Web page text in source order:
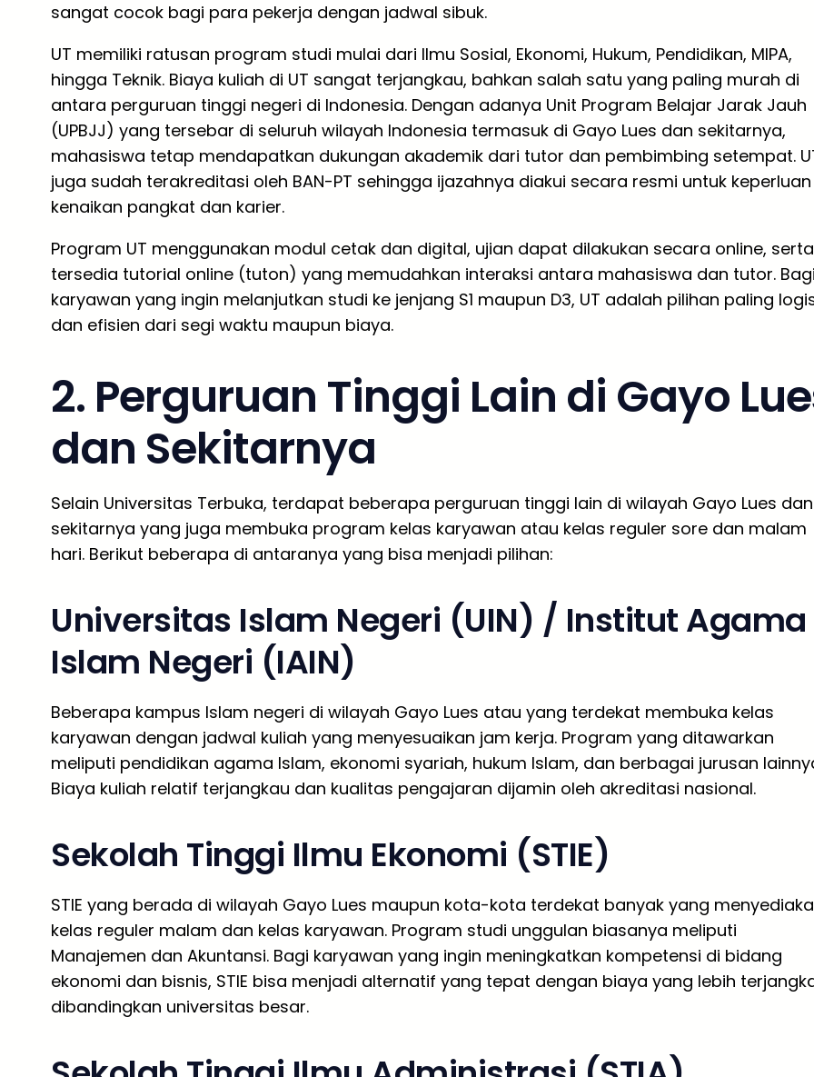
sangat cocok bagi para pekerja dengan jadwal sibuk.
UT memiliki ratusan program studi mulai dari Ilmu Sosial, Ekonomi, Hukum, Pendidikan, MIPA,
hingga Teknik. Biaya kuliah di UT sangat terjangkau, bahkan salah satu yang paling murah di
antara perguruan tinggi negeri di Indonesia. Dengan adanya Unit Program Belajar Jarak Jauh
(UPBJJ) yang tersebar di seluruh wilayah Indonesia termasuk di Gayo Lues dan sekitarnya,
mahasiswa tetap mendapatkan dukungan akademik dari tutor dan pembimbing setempat.
juga sudah terakreditasi oleh BAN-PT sehingga ijazahnya diakui secara resmi untuk keperluan
kenaikan pangkat dan karier.
Program UT menggunakan modul cetak dan digital, ujian dapat dilakukan secara online, serta
tersedia tutorial online (tuton) yang memudahkan interaksi antara mahasiswa dan tutor. Bagi
karyawan yang ingin melanjutkan studi ke jenjang S1 maupun D3, UT adalah pilihan paling
dan efisien dari segi waktu maupun biaya.
2. Perguruan Tinggi Lain di Gayo
dan Sekitarnya
Selain Universitas Terbuka, terdapat beberapa perguruan tinggi lain di wilayah Gayo Lues dan
sekitarnya yang juga membuka program kelas karyawan atau kelas reguler sore dan malam
hari. Berikut beberapa di antaranya yang bisa menjadi pilihan:
Universitas Islam Negeri (UIN) / Institut Agama
Islam Negeri (IAIN)
Beberapa kampus Islam negeri di wilayah Gayo Lues atau yang terdekat membuka kelas
karyawan dengan jadwal kuliah yang menyesuaikan jam kerja. Program yang ditawarkan
meliputi pendidikan agama Islam, ekonomi syariah, hukum Islam, dan berbagai jurusan
Biaya kuliah relatif terjangkau dan kualitas pengajaran dijamin oleh akreditasi nasional.
Sekolah Tinggi Ilmu Ekonomi (STIE)
STIE yang berada di wilayah Gayo Lues maupun kota-kota terdekat banyak yang
kelas reguler malam dan kelas karyawan. Program studi unggulan biasanya meliputi
Manajemen dan Akuntansi. Bagi karyawan yang ingin meningkatkan kompetensi di bidang
ekonomi dan bisnis, STIE bisa menjadi alternatif yang tepat dengan biaya yang lebih
dibandingkan universitas besar.